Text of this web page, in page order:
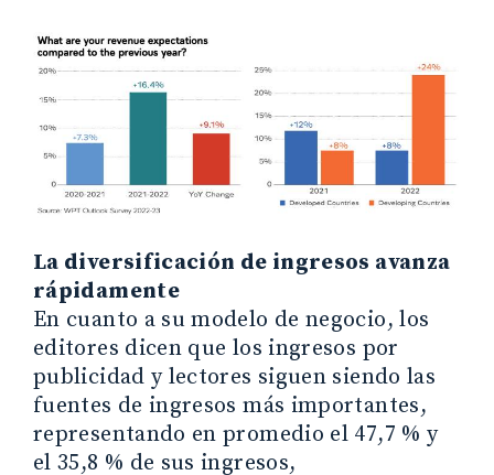
La diversificación de ingresos avanza
rápidamente
En cuanto a su modelo de negocio, los
editores dicen que los ingresos por
publicidad y lectores siguen siendo las
fuentes de ingresos más importantes,
representando en promedio el 47,7 % y
el 35,8 % de sus ingresos,